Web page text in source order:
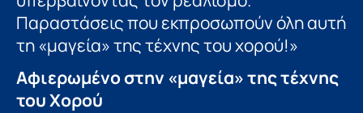
Παραστάσεις που εκπροσωπούν όλη αυτή
τη «μαγεία» της τέχνης του χορού!»
Αφιερωμένο στην «μαγεία» της τέχνης
του Χορού